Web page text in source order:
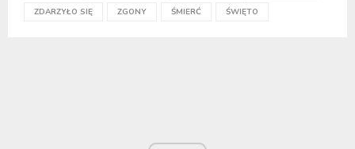
ZDARZYŁO SIĘ ZGONY ŚMIERĆ ŚWIĘTO